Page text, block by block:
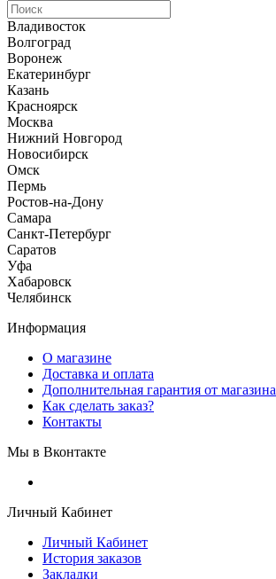
Владивосток
Волгоград
Воронеж
Екатеринбург
Казань
Красноярск
Москва
Нижний Новгород
Новосибирск
Омск
Пермь
Ростов-на-Дону
Самара
Санкт-Петербург
Саратов
Уфа
Хабаровск
Челябинск
Информация
О магазине
Доставка и оплата
Дополнительная гарантия от магазина
Как сделать заказ?
Контакты
Мы в Вконтакте
Личный Кабинет
Личный Кабинет
История заказов
Закладки